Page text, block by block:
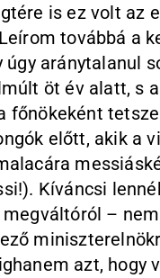
is ez volt az
továbbá a
úgy aránytalanul
öt év alatt, s
főnökeként
előtt, akik a
Kíváncsi
–
azt, hogy